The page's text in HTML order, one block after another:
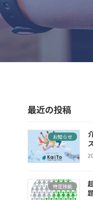
最近の投稿
お知らせ
特定技能